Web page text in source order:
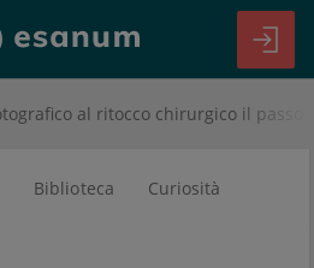
Biblioteca Curiosità